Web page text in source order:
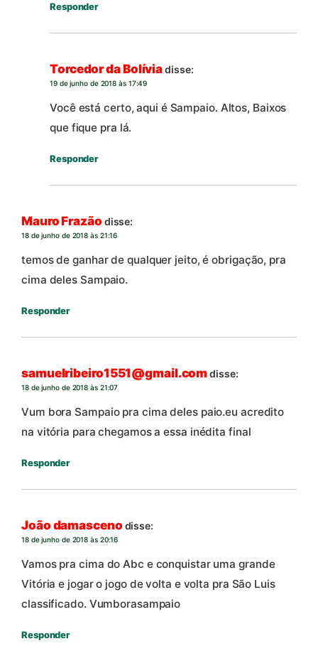
Responder
Torcedor da Bolíviadisse:
19 de junho de 2018 às 17:49
Você está certo, aqui é Sampaio. Altos, Baixos
que fique pra lá.
Responder
Mauro Frazão disse:
18 de junho de 2018 às 21:16
temos de ganhar de qualquer jeito, é obrigação, pra
cima deles Sampaio.
Responder
samuelribeiro1551@gmail.comdisse:
18 de junho de 2018 às 21:07
Vum bora Sampaio pra cima deles paio.eu acredito
na vitória para chegamos a essa inédita final
Responder
João damasceno disse:
18 de junho de 2018 às 20:16
Vamos pra cima do Abc e conquistar uma grande
Vitória e jogar o jogo de volta e volta pra São Luis
classificado. Vumborasampaio
Responder